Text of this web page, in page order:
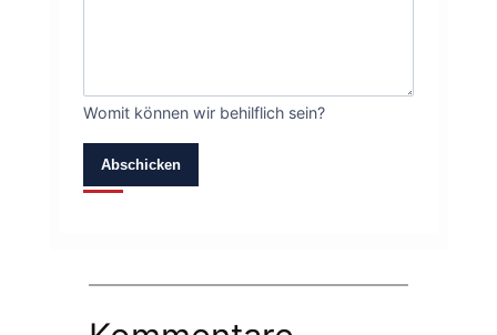
Womit können wir behilflich sein?
Abschicken